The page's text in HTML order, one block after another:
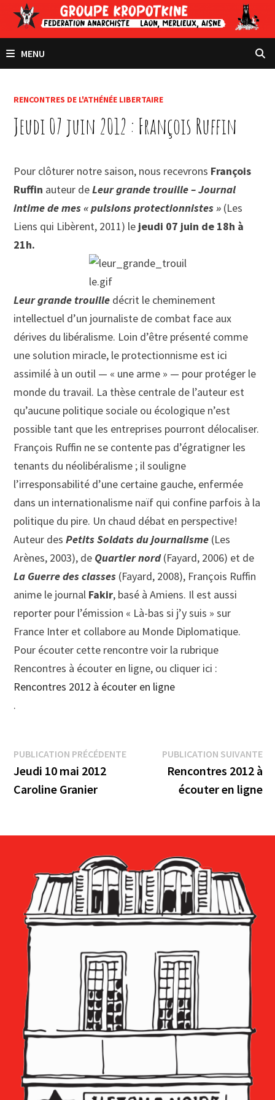
Passer
contenu
MENU
RENCONTRES DE L'ATHÉNÉE LIBERTAIRE
Jeudi 07 juin 2012 : François Ruffin
Pour clôturer notre saison, nous recevrons François
Ruffin auteur deLeur grande trouille – Journal
intime de mes « pulsions protectionnistes » (Les
Liens qui Libèrent, 2011) le jeudi 07 juin de 18h à
21h.
Leur grande trouille décrit le cheminement
intellectuel d’un journaliste de combat face aux
dérives du libéralisme. Loin d’être présenté comme
une solution miracle, le protectionnisme est ici
assimilé à un outil — « une arme » — pour protéger le
monde du travail. La thèse centrale de l’auteur est
qu’aucune politique sociale ou écologique n’est
possible tant que les entreprises pourront délocaliser.
François Ruffin ne se contente pas d’égratigner les
tenants du néolibéralisme ; il souligne
l’irresponsabilité d’une certaine gauche, enfermée
dans un internationalisme naïf qui confine parfois à la
politique du pire. Un chaud débat en perspective!
Auteur desPetits Soldats du journalisme (Les
Arènes, 2003), de Quartier nord (Fayard, 2006) et de
La Guerre des classes (Fayard, 2008), François Ruffin
anime le journal Fakir, basé à Amiens. Il est aussi
reporter pour l’émission « Là-bas si j’y suis » sur
France Inter et collabore au Monde Diplomatique.
Pour écouter cette rencontre voir la rubrique
Rencontres à écouter en ligne, ou cliquer ici :
Rencontres 2012 à écouter en ligne
.
Navigation
de
l’article
PUBLICATION PRÉCÉDENTEPublication
précédente :
Jeudi 10 mai 2012
Caroline Granier
PUBLICATION SUIVANTE
Rencontres 2012 à
écouter en ligne